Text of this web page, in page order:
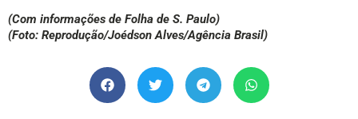
(Com informações de Folha de S. Paulo)
(Foto: Reprodução/Joédson Alves/Agência Brasil)